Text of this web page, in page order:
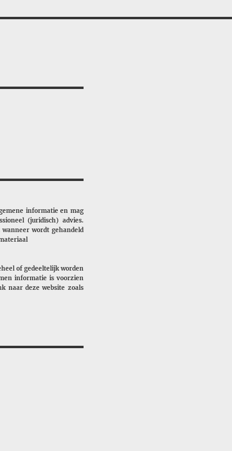
informatie en mag
(juridisch) advies.
wordt gehandeld
of gedeeltelijk worden
informatie is voorzien
naar deze website zoals